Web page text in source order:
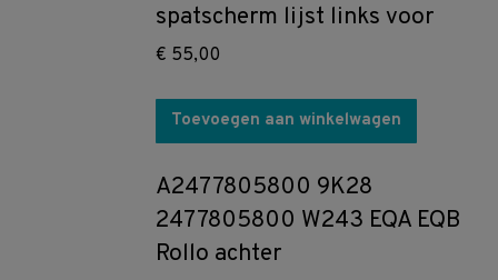
spatscherm lijst links voor
€ 55,00
Toevoegen aan winkelwagen
A2477805800 9K28
2477805800 W243 EQA EQB
Rollo achter